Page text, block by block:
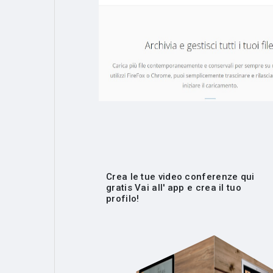
Crea le tue video conferenze qui
gratis Vai all' app e crea il tuo
profilo!